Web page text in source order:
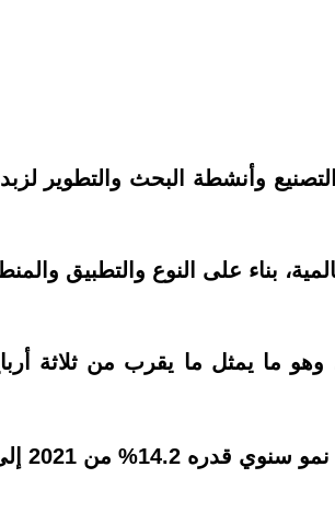
مرافق التصنيع وأنشطة البحث
قطاع زبدة المانجو المكررة أعلى حصة في السوق عام 2020، وهو
من 2021 إلى 2027.